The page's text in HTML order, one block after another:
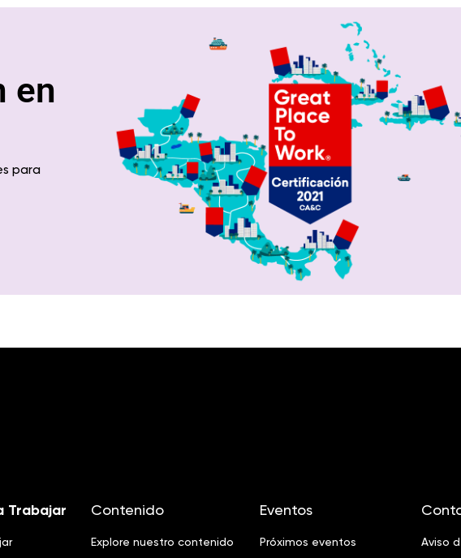
en
para
Trabajar Contenido
Explore nuestro contenido
Eventos
Próximos eventos
Aviso